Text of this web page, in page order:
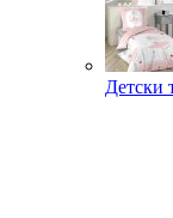
Детски